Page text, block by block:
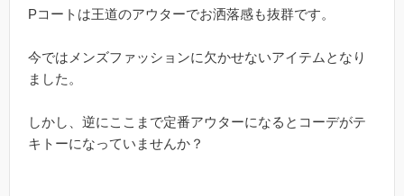
Pコートは王道のアウターでお洒落感も抜群です。
今ではメンズファッションに欠かせないアイテムとなり
ました。
しかし、逆にここまで定番アウターになるとコーデがテ
キトーになっていませんか？